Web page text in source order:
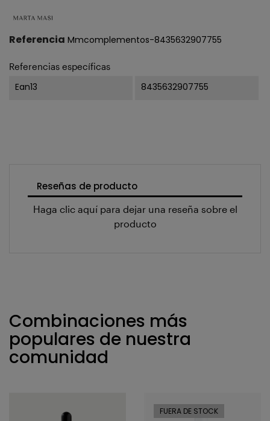
Referencia Mmcomplementos-8435632907755
Referencias específicas
Ean13 8435632907755
Reseñas de producto
Haga clic aquí para dejar una reseña sobre el
producto
Combinaciones más
populares de nuestra
comunidad
FUERA DE STOCK